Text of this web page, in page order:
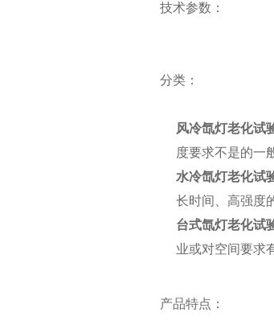
技术参数：
分类：
风冷氙灯老化试
度要求不是的一
水冷氙灯老化试
长时间、高强度
台式氙灯老化试
业或对空间要求
产品特点：